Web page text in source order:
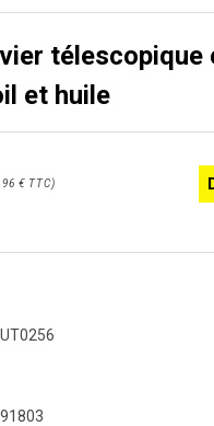
télescopique
et huile
€ TTC)